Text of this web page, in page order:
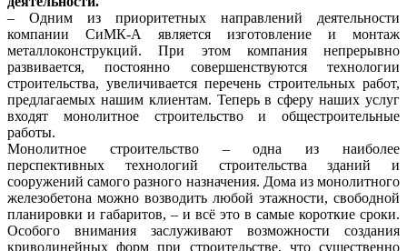
– Одним из приоритетных направлений деятельности
компании СиМК-А является изготовление и монтаж
металлоконструкций. При этом компания непрерывно
развивается, постоянно совершенствуются технологии
строительства, увеличивается перечень строительных работ,
предлагаемых нашим клиентам. Теперь в сферу наших услуг
входят монолитное строительство и общестроительные
работы.
Монолитное строительство – одна из наиболее
перспективных технологий строительства зданий и
сооружений самого разного назначения. Дома из монолитного
железобетона можно возводить любой этажности, свободной
планировки и габаритов, – и всё это в самые короткие сроки.
Особого внимания заслуживают возможности создания
криволинейных форм при строительстве, что существенно